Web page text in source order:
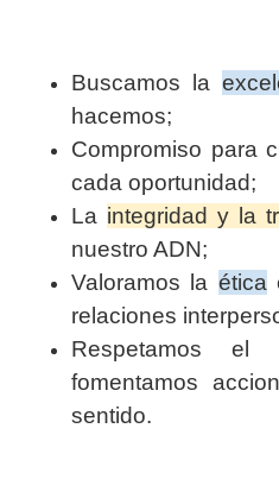
Buscamos la
hacemos;
Compromiso para
cada oportunidad;
La integridad y la
nuestro ADN;
Valoramos la ética
relaciones
Respetamos el
fomentamos
sentido.